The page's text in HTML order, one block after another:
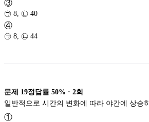
③
㉠ 8, ㉡ 40
④
㉠ 8, ㉡ 44
문제 19정답률 50% · 2회
일반적으로 시간의 변화에 따라 야간에 상승
①